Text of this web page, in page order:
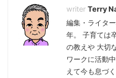
Terry
編集・ライタ
年。 子育ては
の教えや 大切
ワークに活動
えて今も息づ